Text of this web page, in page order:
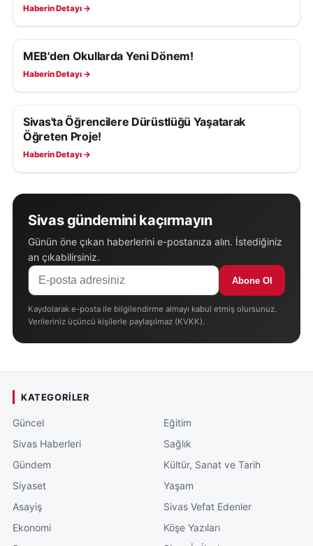
Haberin Detayı →
EĞITIM
MEB'den Okullarda Yeni Dönem!
Haberin Detayı →
EĞITIM
Sivas'ta Öğrencilere Dürüstlüğü Yaşatarak
Öğreten Proje!
Haberin Detayı →
Sivas gündemini kaçırmayın
Günün öne çıkan haberlerini e-postanıza alın. İstediğiniz
an çıkabilirsiniz.
Abone Ol
Kaydolarak e-posta ile bilgilendirme almayı kabul etmiş olursunuz.
Verileriniz üçüncü kişilerle paylaşılmaz (KVKK).
KATEGORILER
Güncel
Sivas Haberleri
Gündem
Siyaset
Asayiş
Ekonomi
Eğitim
Sağlık
Kültür, Sanat ve Tarih
Yaşam
Sivas Vefat Edenler
Köşe Yazıları